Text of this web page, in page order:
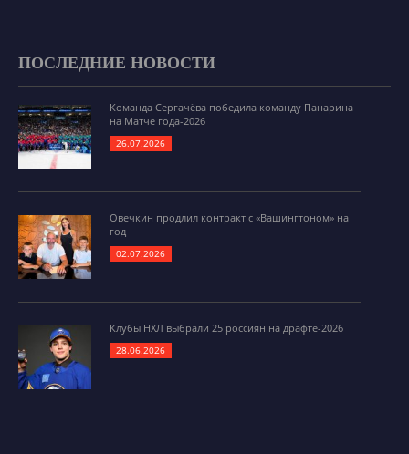
ПОСЛЕДНИЕ НОВОСТИ
Команда Сергачёва победила команду Панарина
на Матче года-2026
26.07.2026
Овечкин продлил контракт с «Вашингтоном» на
год
02.07.2026
Клубы НХЛ выбрали 25 россиян на драфте-2026
28.06.2026